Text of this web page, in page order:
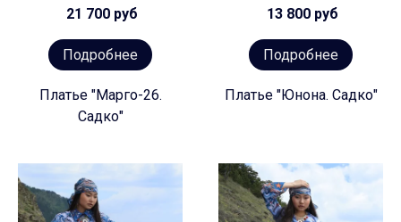
21 700 руб
Подробнее
Платье "Марго-26.
Садко"
13 800 руб
Подробнее
Платье "Юнона. Садко"